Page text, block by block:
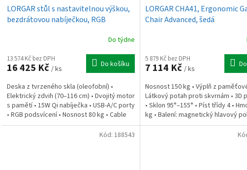
LORGAR stůl s nastavitelnou výškou,
bezdrátovou nabíječkou, RGB
Do týdne
13 574 Kč bez DPH
16 425 Kč / ks Do košíku
Deska z tvrzeného skla (oleofobní) •
Elektrický zdvih (70–116 cm) • Dvojitý motor
s pamětí • 15W Qi nabíječka • USB-A/C porty
• RGB podsvícení • Nosnost 80 kg • Cable
management...
LORGAR CHA41, Ergonomic
Chair Advanced, šedá
5 879 Kč bez DPH
7 114 Kč / ks
Nosnost 150 kg • Výplň z
Látkový potah proti skvrnám • 3D
• Sklon 95°–155° • Píst třídy 4 •
kg • Balení: magnetický hlavový
bederní...
Kód: 188543